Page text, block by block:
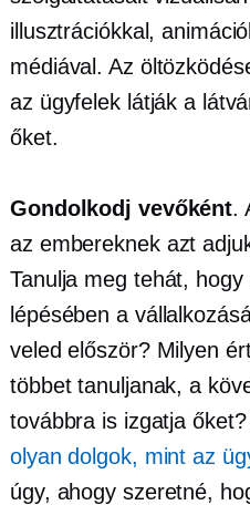
illusztrációkkal,
médiával. Az
az ügyfelek látják a
őket.
Gondolkodj vevőként.
az embereknek azt
Tanulja meg tehát,
lépésében a
veled először? Milyen
többet tanuljanak, a
továbbra is izgatja
olyan dolgok, mint az
úgy, ahogy szeretné,